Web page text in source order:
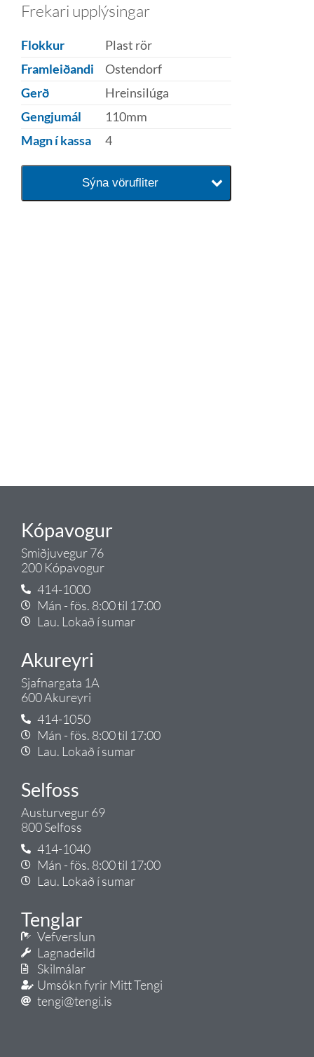
Frekari upplýsingar
Flokkur
Plast rör
Framleiðandi
Ostendorf
Gerð
Hreinsilúga
Gengjumál
110mm
Magn í kassa
4
Sýna vörufliter
Kópavogur
Smiðjuvegur 76
200 Kópavogur
414-1000
Mán - fös. 8:00 til 17:00
Lau. Lokað í sumar
Akureyri
Sjafnargata 1A
600 Akureyri
414-1050
Mán - fös. 8:00 til 17:00
Lau. Lokað í sumar
Selfoss
Austurvegur 69
800 Selfoss
414-1040
Mán - fös. 8:00 til 17:00
Lau. Lokað í sumar
Tenglar
Vefverslun
Lagnadeild
Skilmálar
Umsókn fyrir Mitt Tengi
tengi@tengi.is